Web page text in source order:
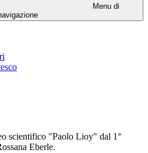
Menu di
scientifico "Paolo Lioy" dal 1°
Eberle.